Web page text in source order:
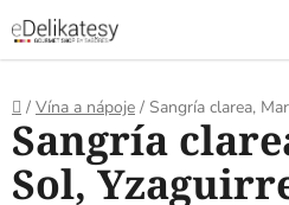
na
obsah
Domů
/ Vína a nápoje / Sangría clarea,
Sangría
Sol,